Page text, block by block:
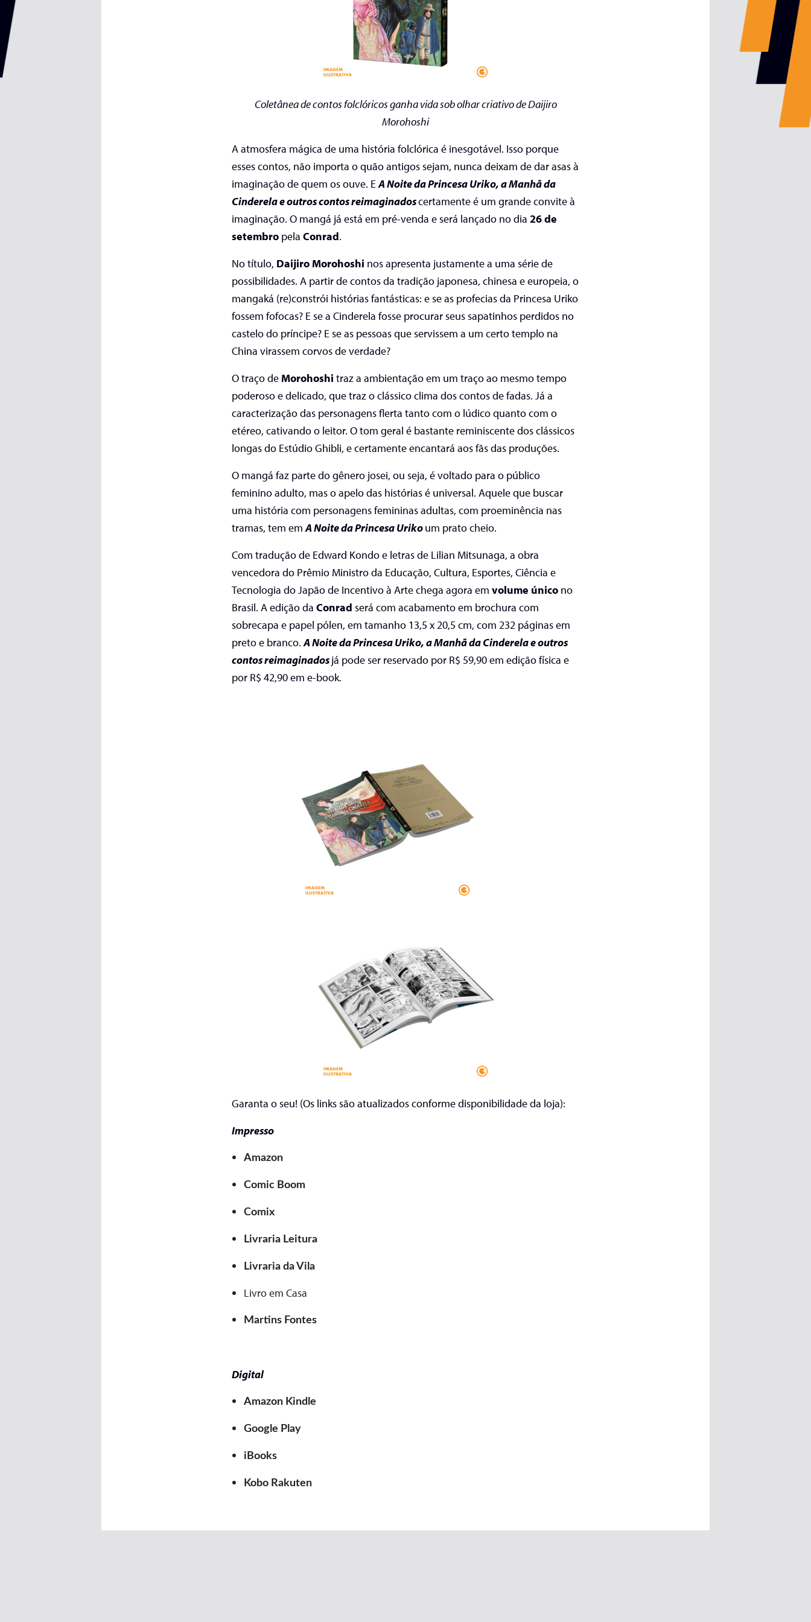
Coletânea de contos folclóricosganha vida sob olhar criativo deDaijiro
Morohoshi
A atmosfera mágica de uma história folclórica é inesgotável. Isso porque
esses contos, não importa o quão antigos sejam, nunca deixam de dar asas à
imaginação de quem os ouve. EA Noite da Princesa Uriko, a Manhã da
Cinderela e outros contos reimaginadoscertamenteé um grande convite à
imaginação. O mangá já está em pré-venda e será lançado no dia 26 de
setembro pela Conrad.
No título, Daijiro Morohoshi nos apresenta justamente a uma série de
possibilidades. A partir de contos da tradição japonesa, chinesa e europeia, o
mangaká (re)constrói histórias fantásticas: e se as profecias da Princesa Uriko
fossem fofocas? E se a Cinderela fosse procurar seus sapatinhos perdidos no
castelo do príncipe? E se as pessoas que servissem a um certo templo na
China virassem corvos de verdade?
O traço de Morohoshi traz a ambientação em um traço ao mesmo tempo
poderoso e delicado, que traz o clássico clima dos contos de fadas. Já a
caracterização das personagens flerta tanto com o lúdico quanto com o
etéreo, cativando o leitor. O tom geral é bastante reminiscente dos clássicos
longas do Estúdio Ghibli, e certamente encantará aos fãs das produções.
O mangá faz parte do gênero josei, ou seja, é voltado para o público
feminino adulto, mas o apelo das histórias é universal. Aquele que buscar
uma história com personagens femininas adultas, com proeminência nas
tramas, tem emA Noite da Princesa Urikoum prato cheio.
Com tradução de Edward Kondo e letras de Lilian Mitsunaga, a obra
vencedora do Prêmio Ministro da Educação, Cultura, Esportes, Ciência e
Tecnologia do Japão de Incentivo à Artechega agora em volume único no
Brasil. A edição da Conrad será com acabamento em brochura com
sobrecapa e papel pólen, em tamanho 13,5 x 20,5 cm, com 232 páginas em
preto e branco.A Noite da Princesa Uriko, a Manhã da Cinderela e outros
contos reimaginadosjá pode ser reservado por R$ 59,90 em edição física e
por R$ 42,90 em e-book.
Garanta o seu! (Os links são atualizados conforme disponibilidade da loja):
Impresso
Amazon
Comic Boom
Comix
Livraria Leitura
Livraria da Vila
Livro em Casa
Martins Fontes
Digital
Amazon Kindle
Google Play
iBooks
Kobo Rakuten